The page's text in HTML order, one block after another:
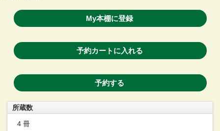
My本棚に登録
予約カートに入れる
予約する
所蔵数
4 冊